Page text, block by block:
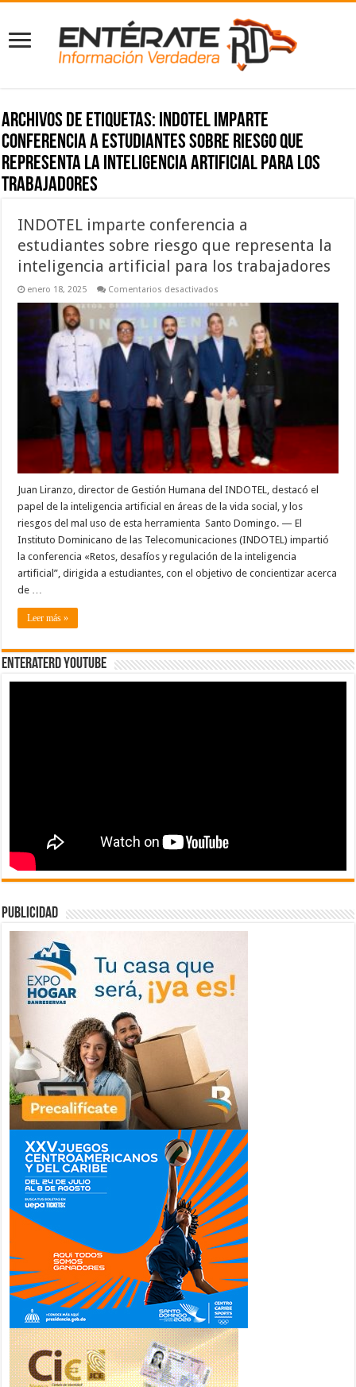
Archivos de etiquetas: INDOTEL imparte
conferencia a estudiantes sobre riesgo que
representa la inteligencia artificial para los
trabajadores
INDOTEL imparte conferencia a
estudiantes sobre riesgo que representa la
inteligencia artificial para los trabajadores
enero 18, 2025 Comentarios desactivados
imparte
conferencia
a
estudiantes
sobre
riesgo
que
representa
la
inteligencia
artificial
para
los
trabajadores
Juan Liranzo, director de Gestión Humana del INDOTEL, destacó el
papel de la inteligencia artificial en áreas de la vida social, y los
riesgos del mal uso de esta herramienta Santo Domingo. — El
Instituto Dominicano de las Telecomunicaciones (INDOTEL) impartió
la conferencia «Retos, desafíos y regulación de la inteligencia
artificial”, dirigida a estudiantes, con el objetivo de concientizar acerca
de …
Leer más »
EnterateRD YOUTUBE
publicidad